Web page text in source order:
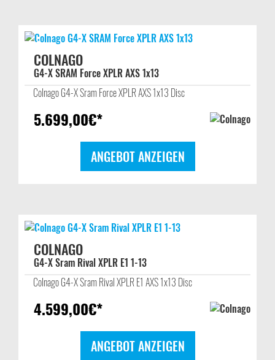
COLNAGO
G4-X SRAM Force XPLR AXS 1x13
Colnago G4-X Sram Force XPLR AXS 1x13 Disc
5.699,00€*
ANGEBOT ANZEIGEN
COLNAGO
G4-X Sram Rival XPLR E1 1-13
Colnago G4-X Sram Rival XPLR E1 AXS 1x13 Disc
4.599,00€*
ANGEBOT ANZEIGEN